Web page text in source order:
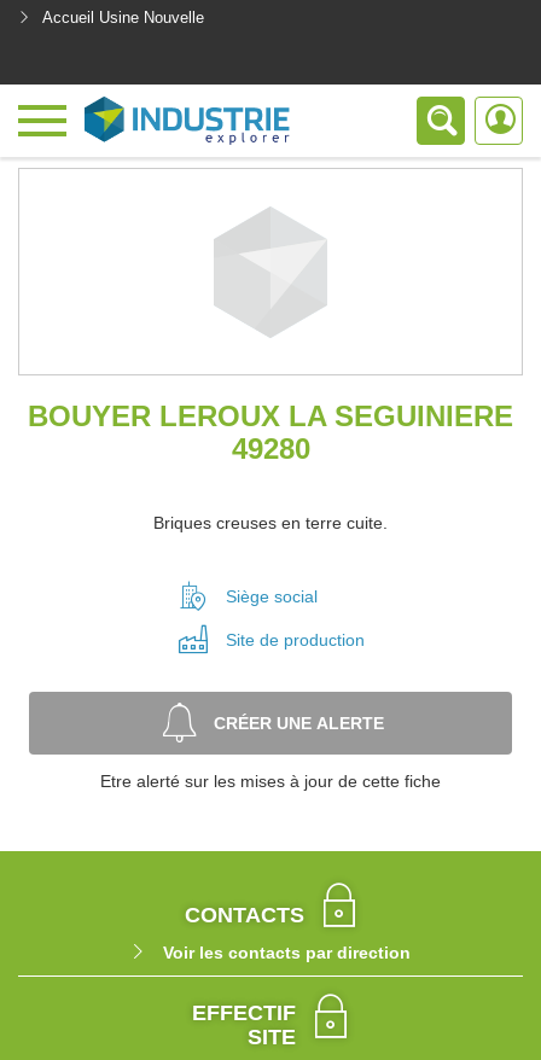
Accueil Usine Nouvelle
BOUYER LEROUX LA SEGUINIERE
49280
Briques creuses en terre cuite.
Siège social
Site de production
CRÉER UNE ALERTE
Etre alerté sur les mises à jour de cette fiche
CONTACTS
Voir les contacts par direction
EFFECTIF
SITE